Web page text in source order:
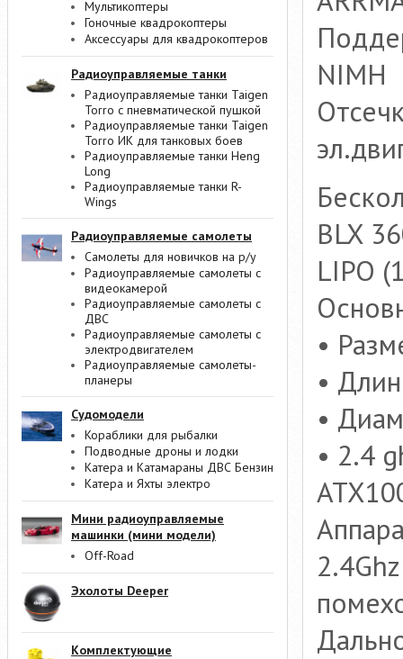
Мультикоптеры
Гоночные квадрокоптеры
Аксессуары для квадрокоптеров
Радиоуправляемые танки
Радиоуправляемые танки Taigen
Torro с пневматической пушкой
Радиоуправляемые танки Taigen
Torro ИК для танковых боев
Радиоуправляемые танки Heng
Long
Радиоуправляемые танки R-
Wings
Радиоуправляемые самолеты
Самолеты для новичков на р/у
Радиоуправляемые самолеты с
видеокамерой
Радиоуправляемые самолеты с
ДВС
Радиоуправляемые самолеты с
электродвигателем
Радиоуправляемые самолеты-
планеры
Судомодели
Кораблики для рыбалки
Подводные дроны и лодки
Катера и Катамараны ДВС Бензин
Катера и Яхты электро
Мини радиоуправляемые
машинки (мини модели)
Off-Road
Эхолоты Deeper
Комплектующие
NIMH
BLX
LIPO
•
•
•
• 2.4